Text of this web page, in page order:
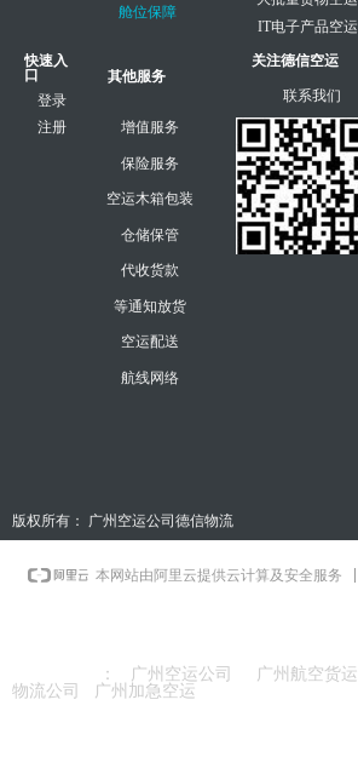
IT电子产品空运
登录
注册
快速入
口
增值服务
保险服务
空运木箱包装
仓储保管
代收货款
等通知放货
空运配送
航线网络
其他服务
联系我们
关注德信空运
舱位保障
版权所有： 广州空运公司德信物流
： 广州空运公司 广州航空货运
物流公司 广州加急空运
本网站由阿里云提供云计算及安全服务